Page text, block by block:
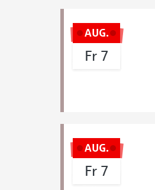
AUG.
Fr 7
AUG.
Fr 7